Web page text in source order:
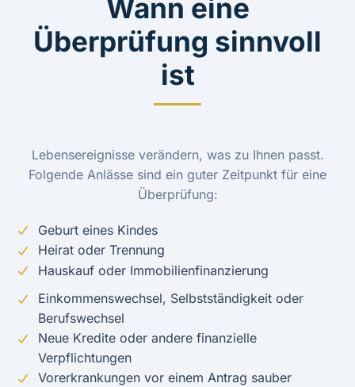
Wann eine
Überprüfung sinnvoll
ist
Lebensereignisse verändern, was zu Ihnen passt.
Folgende Anlässe sind ein guter Zeitpunkt für eine
Überprüfung:
Geburt eines Kindes
Heirat oder Trennung
Hauskauf oder Immobilienfinanzierung
Einkommenswechsel, Selbstständigkeit oder
Berufswechsel
Neue Kredite oder andere finanzielle
Verpflichtungen
Vorerkrankungen vor einem Antrag sauber